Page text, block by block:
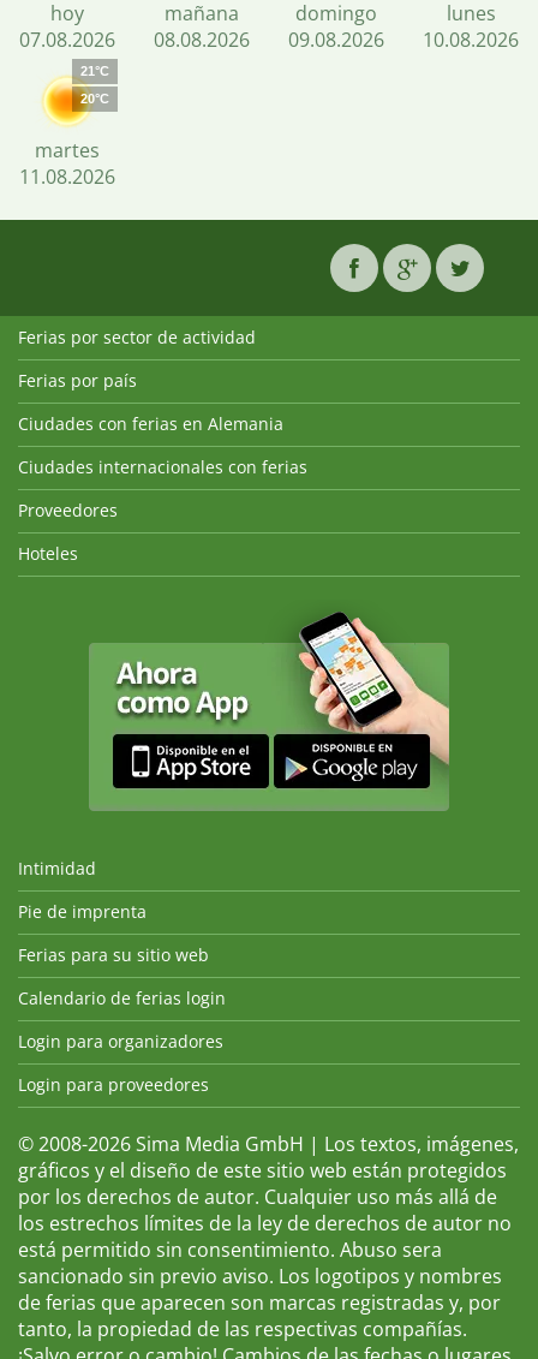
hoy
07.08.2026
mañana
08.08.2026
domingo
09.08.2026
lunes
10.08.2026
21°C
20°C
martes
11.08.2026
Ferias por sector de actividad
Ferias por país
Ciudades con ferias en Alemania
Ciudades internacionales con ferias
Proveedores
Hoteles
Intimidad
Pie de imprenta
Ferias para su sitio web
Calendario de ferias login
Login para organizadores
Login para proveedores
© 2008-2026 Sima Media GmbH | Los textos, imágenes,
gráficos y el diseño de este sitio web están protegidos
por los derechos de autor. Cualquier uso más allá de
los estrechos límites de la ley de derechos de autor no
está permitido sin consentimiento. Abuso sera
sancionado sin previo aviso. Los logotipos y nombres
de ferias que aparecen son marcas registradas y, por
tanto, la propiedad de las respectivas compañías.